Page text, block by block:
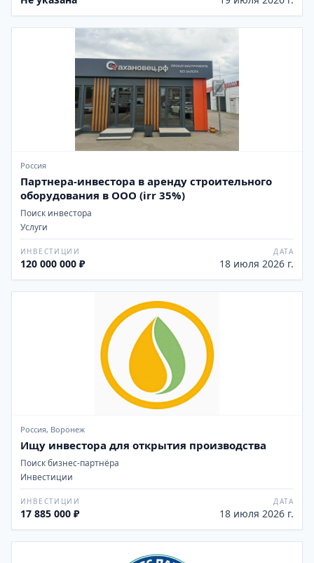
Россия
Партнера-инвестора в аренду строительного
оборудования в ООО (irr 35%)
Поиск инвестора
Услуги
ИНВЕСТИЦИИ
120 000 000 ₽
ДАТА
18 июля 2026 г.
Россия, Воронеж
Ищу инвестора для открытия производства
Поиск бизнес-партнёра
Инвестиции
ИНВЕСТИЦИИ
17 885 000 ₽
ДАТА
18 июля 2026 г.